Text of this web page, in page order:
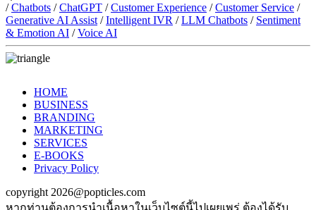
/Chatbots /ChatGPT /Customer Experience /Customer Service /
Generative AI Assist /Intelligent IVR /LLM Chatbots / Sentiment
& Emotion AI /Voice AI
HOME
BUSINESS
BRANDING
MARKETING
SERVICES
E-BOOKS
Privacy Policy
copyright 2026@popticles.com
หากท่านต้องการนำเนื้อหาในเว็บไซต์นี้ไปเผยเพร่ ต้องได้รับ